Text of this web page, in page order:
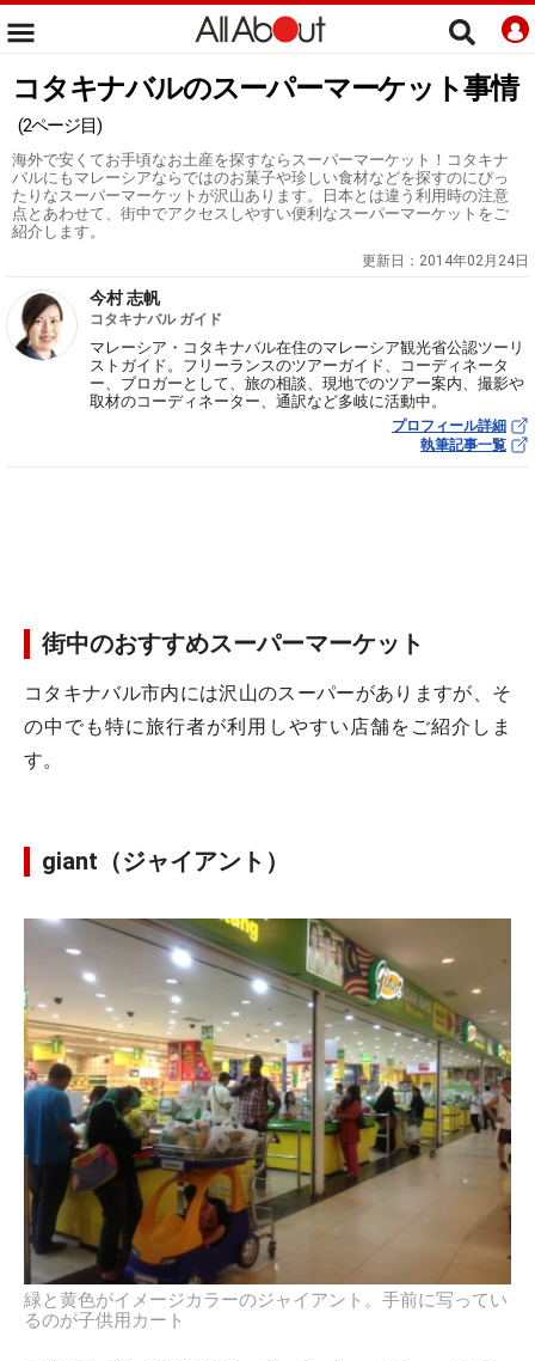
コタキナバルのスーパーマーケット事情
(2ページ目)
海外で安くてお手頃なお土産を探すならスーパーマーケット！コタキナ
バルにもマレーシアならではのお菓子や珍しい食材などを探すのにぴっ
たりなスーパーマーケットが沢山あります。日本とは違う利用時の注意
点とあわせて、街中でアクセスしやすい便利なスーパーマーケットをご
紹介します。
更新日： 2014年02月24日
今村 志帆
コタキナバル ガイド
マレーシア・コタキナバル在住のマレーシア観光省公認ツーリ
ストガイド。フリーランスのツアーガイド、コーディネータ
ー、ブロガーとして、旅の相談、現地でのツアー案内、撮影や
取材のコーディネーター、通訳など多岐に活動中。
プロフィール詳細
執筆記事一覧
街中のおすすめスーパーマーケット
コタキナバル市内には沢山のスーパーがありますが、そ
の中でも特に旅行者が利用しやすい店舗をご紹介しま
す。
giant（ジャイアント）
緑と黄色がイメージカラーのジャイアント。手前に写ってい
るのが子供用カート